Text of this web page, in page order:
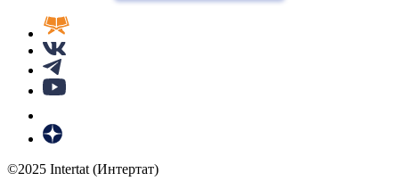
©2025 Intertat (Интертат)